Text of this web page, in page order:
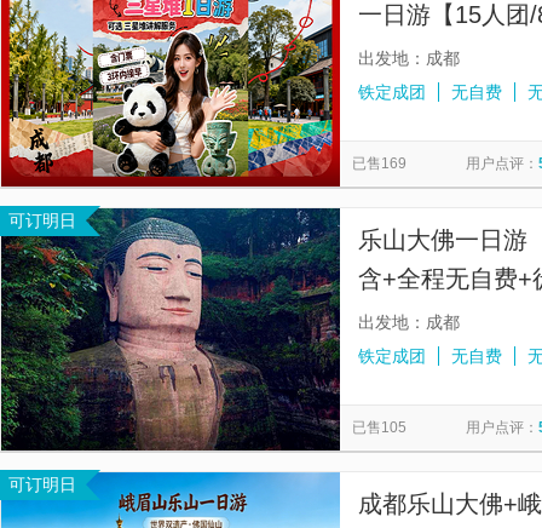
一日游【15人团
环内接早+错峰
出发地：成都
铁定成团
无自费
已售169 用户点评：
可订明日
乐山大佛一日游
含+全程无自费+
都旅游门票】
出发地：成都
铁定成团
无自费
已售105 用户点评：
可订明日
成都乐山大佛+